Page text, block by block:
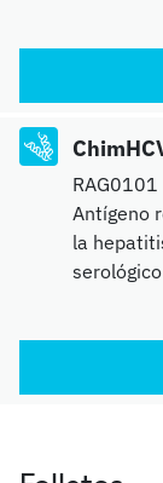
RAG0101
Antígeno
la